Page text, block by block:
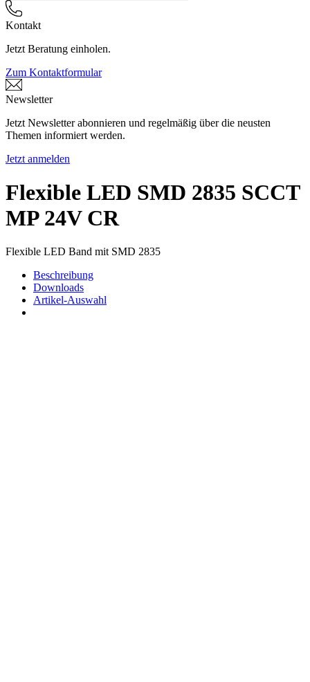
Kontakt
Jetzt Beratung einholen.
Zum Kontaktformular
Newsletter
Jetzt Newsletter abonnieren und regelmäßig über die neusten
Themen informiert werden.
Jetzt anmelden
Flexible LED SMD 2835 SCCT
MP 24V CR
Flexible LED Band mit SMD 2835
Beschreibung
Downloads
Artikel-Auswahl